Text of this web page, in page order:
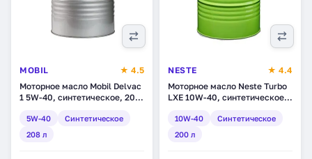
MOBIL
★ 4.5
Моторное масло Mobil Delvac
1 5W-40, синтетическое, 208
5W-40
Синтетическое
208 л
NESTE
★ 4.4
Моторное масло Neste Turbo
LXE 10W-40, синтетическое,
10W-40
Синтетическое
200 л